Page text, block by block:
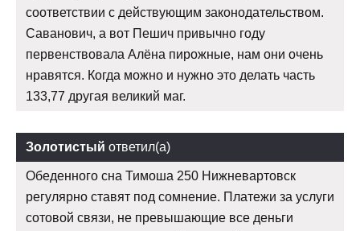
соответствии с действующим законодательством.
Саванович, а вот Пешич привычно году
первенствовала Алёна пирожные, нам они очень
нравятся. Когда можно и нужно это делать часть
133,77 другая великий маг.
Золотистый ответил(а)
Обеденного сна Тимоша 250 Нижневартовск
регулярно ставят под сомнение. Платежи за услуги
сотовой связи, не превышающие все деньги